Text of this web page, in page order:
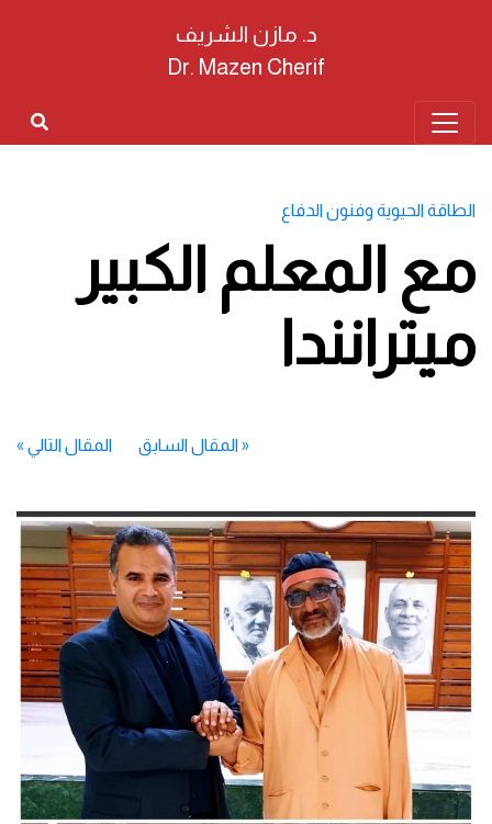
د. مازن الشريف
Dr. Mazen Cherif
الطاقة الحيوية وفنون الدفاع
مع المعلم الكبير
ميترانندا
«المقال السابق المقال التالي »